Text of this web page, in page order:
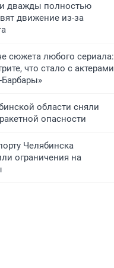
дважды полностью
движение из-за
сюжета любого сериала:
что стало с актерами
Барбары»
области сняли
опасности
Челябинска
ограничения на